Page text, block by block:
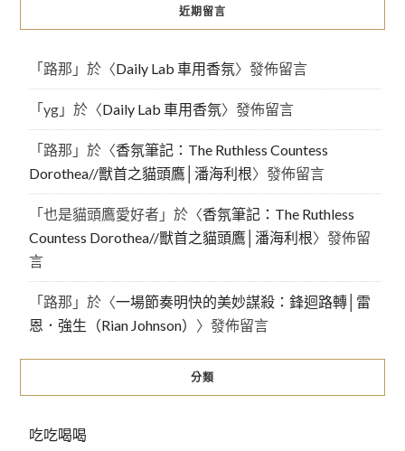
近期留言
「 路那 」於〈Daily Lab 車用香氛〉發佈留言
「 yg」於〈Daily Lab 車用香氛〉發佈留言
「 路那 」於〈香氛筆記：The Ruthless Countess
Dorothea//獸首之貓頭鷹│潘海利根〉發佈留言
「 也是貓頭鷹愛好者」於〈香氛筆記：The Ruthless
Countess Dorothea//獸首之貓頭鷹│潘海利根〉發佈留
言
「 路那 」於〈一場節奏明快的美妙謀殺：鋒迴路轉│雷
恩．強生（Rian Johnson） 〉發佈留言
分類
吃吃喝喝